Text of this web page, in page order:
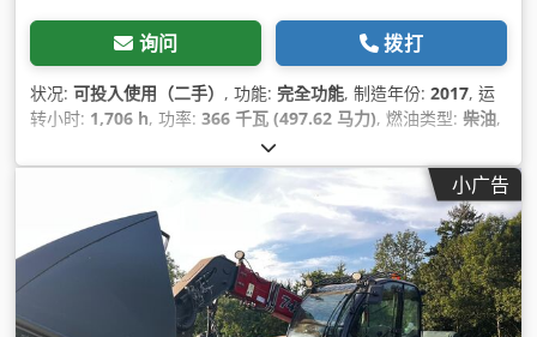
询问 拨打
状况: 可投入使用（二手） , 功能: 完全功能, 制造年份: 2017, 运
转小时: 1,706 h, 功率: 366 千瓦 (497.62 马力), 燃油类型: 柴油,
, 首次注册:
07/2026, 后轮轮胎尺寸:500/85 R24, 机器/车辆编号:
拖车连接装置, 油菜割刀, 照明, 空调, 驾驶室,
小广告